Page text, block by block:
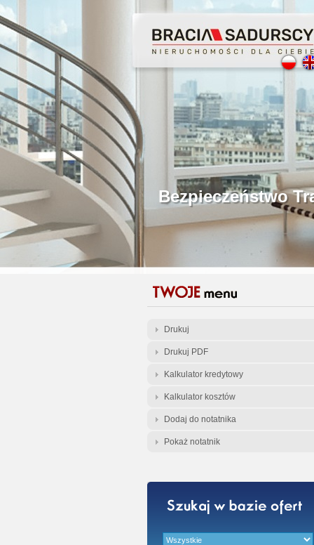
Profesjonalne
Bezpieczeństwo
Licencjonowani
Gwarancja
Gratis -
Drukuj
Drukuj PDF
Kalkulator kredytowy
Kalkulator kosztów
Dodaj do notatnika
Pokaż notatnik